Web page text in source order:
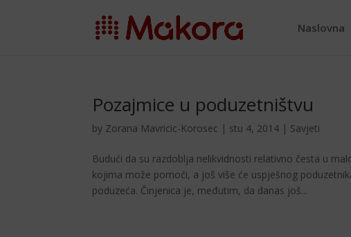
Naslovna
Pozajmice u poduzetništvu
by Zorana Mavricic-Korosec | stu 4, 2014| Savjeti
Budući da su razdoblja ne­likvidnosti relativno česta u
kojima može po­moći, a još više će uspješnog
poduzeća. Činjenica je, međutim, da danas još...